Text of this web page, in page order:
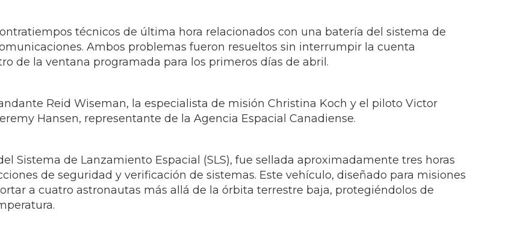
técnicos de última hora relacionados con una batería del sistema de
Ambos problemas fueron resueltos sin interrumpir la cuenta
de la ventana programada para los primeros días de abril.
Reid Wiseman, la especialista de misión Christina Koch y el piloto Victor
Hansen, representante de la Agencia Espacial Canadiense.
Sistema de Lanzamiento Espacial (SLS), fue sellada aproximadamente tres horas
de seguridad y verificación de sistemas. Este vehículo, diseñado para misiones
a cuatro astronautas más allá de la órbita terrestre baja, protegiéndolos de